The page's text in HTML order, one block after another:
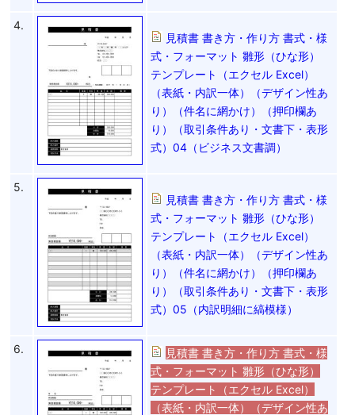
4.
見積書 書き方・作り方 書式・様
式・フォーマット 雛形（ひな形）
テンプレート（エクセル Excel）
（表紙・内訳一体）（デザイン性あ
り）（件名に網かけ）（押印欄あ
り）（取引条件あり・文書下・表形
式）04（ビジネス文書調）
5.
見積書 書き方・作り方 書式・様
式・フォーマット 雛形（ひな形）
テンプレート（エクセル Excel）
（表紙・内訳一体）（デザイン性あ
り）（件名に網かけ）（押印欄あ
り）（取引条件あり・文書下・表形
式）05（内訳明細に縞模様）
6.
見積書 書き方・作り方 書式・様
式・フォーマット 雛形（ひな形）
テンプレート（エクセル Excel）
（表紙・内訳一体）（デザイン性あ